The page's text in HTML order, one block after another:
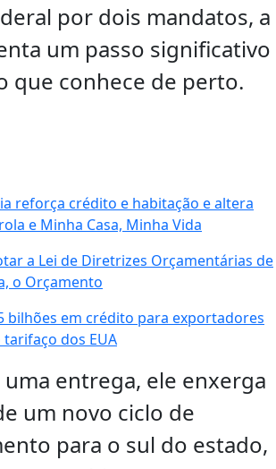
por dois mandatos, a
um passo significativo
que conhece de perto.
reforça crédito e habitação e altera
e Minha Casa, Minha Vida
a Lei de Diretrizes Orçamentárias de
o Orçamento
bilhões em crédito para exportadores
dos EUA
entrega, ele enxerga
um novo ciclo de
para o sul do estado,